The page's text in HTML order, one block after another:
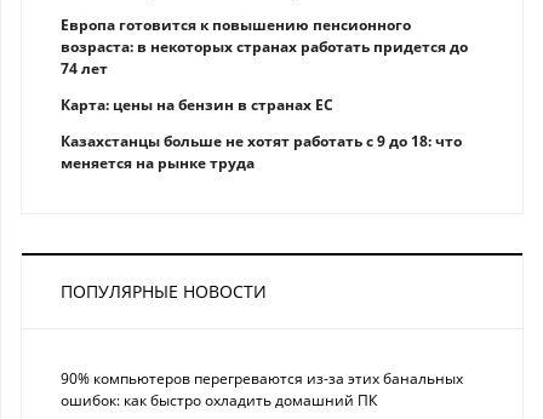
Европа готовится к повышению пенсионного
возраста: в некоторых странах работать придется до
74 лет
Карта: цены на бензин в странах ЕС
Казахстанцы больше не хотят работать с 9 до 18: что
меняется на рынке труда
ПОПУЛЯРНЫЕ НОВОСТИ
90% компьютеров перегреваются из-за этих банальных
ошибок: как быстро охладить домашний ПК